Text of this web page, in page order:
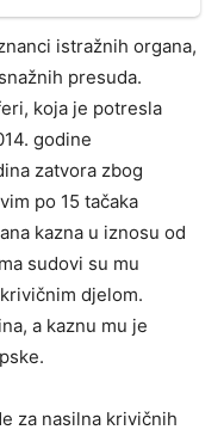
istražnih organa,
presuda.
koja je potresla
godine
zatvora zbog
po 15 tačaka
kazna u iznosu od
sudovi su mu
djelom.
a kaznu mu je
za nasilna krivičnih